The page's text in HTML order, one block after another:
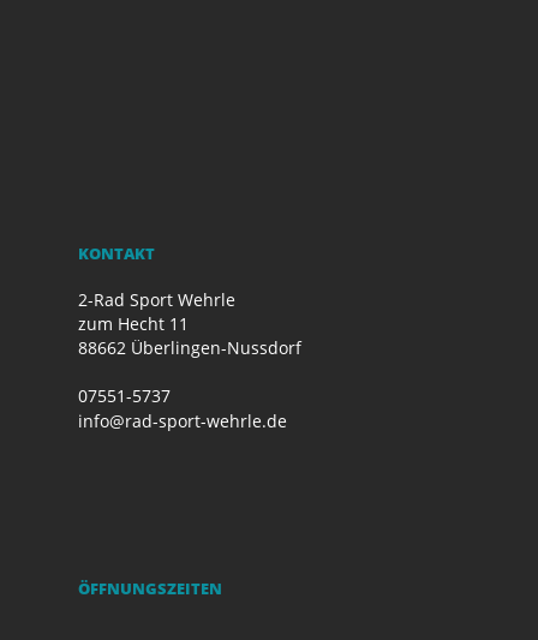
KONTAKT
2-Rad Sport Wehrle
zum Hecht 11
88662 Überlingen-Nussdorf
07551-5737
info@rad-sport-wehrle.de
ÖFFNUNGSZEITEN